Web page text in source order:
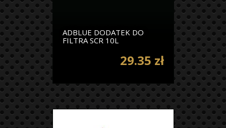
ADBLUE DODATEK DO
FILTRA SCR 10L
29.35 zł